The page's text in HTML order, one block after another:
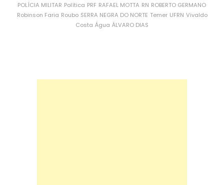
POLÍCIA MILITAR Política PRF RAFAEL MOTTA RN ROBERTO GERMANO
Robinson Faria Roubo SERRA NEGRA DO NORTE Temer UFRN Vivaldo
Costa Água ÁLVARO DIAS